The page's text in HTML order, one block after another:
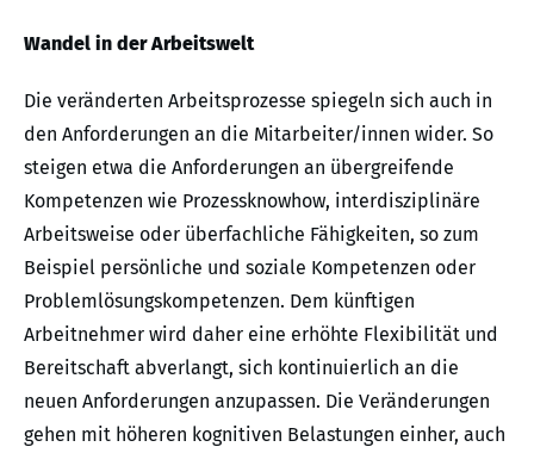
Wandel in der Arbeitswelt
Die veränderten Arbeitsprozesse spiegeln sich auch in
den Anforderungen an die Mitarbeiter/innen wider. So
steigen etwa die Anforderungen an übergreifende
Kompetenzen wie Prozessknowhow, interdisziplinäre
Arbeitsweise oder überfachliche Fähigkeiten, so zum
Beispiel persönliche und soziale Kompetenzen oder
Problemlösungskompetenzen. Dem künftigen
Arbeitnehmer wird daher eine erhöhte Flexibilität und
Bereitschaft abverlangt, sich kontinuierlich an die
neuen Anforderungen anzupassen. Die Veränderungen
gehen mit höheren kognitiven Belastungen einher, auch